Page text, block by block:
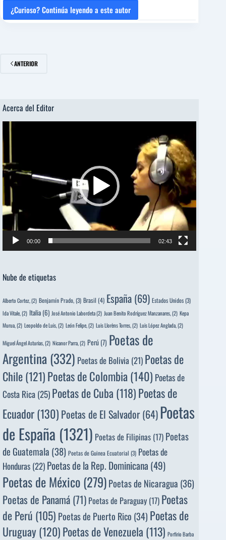
¿Curioso? Continúa leyendo a este autor
LA
ANTERIOR
Acerca del Editor
de
vídeo
00:00 02:43
Nube de etiquetas
Alberto Cortez, (2) Benjamín Prado,(3) Brasil (4) España (69) Estados Unidos(3)
Ida Vitale, (2) Italia (6) José Antonio Labordeta(2) Juan Benito Rodríguez Manzanares, (2) Kepa
Murua, (2) Leopoldo de Luis, (2) León Felipe, (2) Luis Llorèns Torres, (2) Luis López Anglada, (2)
Miguel Ángel Asturias, (2) Nicanor Parra, (2) Perú (7) Poetas de
Argentina (332) Poetas de Bolivia (21) Poetas de
Chile(121)Poetas de Colombia(140) Poetas de
Costa Rica(25)Poetas de Cuba (118)Poetas de
Ecuador(130) Poetas de El Salvador(64)Poetas
de España (1321) Poetas de Filipinas (17) Poetas
de Guatemala (38) Poetas de Guinea Ecuatorial (3) Poetas de
Honduras (22) Poetas de la Rep. Dominicana (49)
Poetas de México(279)Poetas de Nicaragua (36)
Poetas de Panamá (71) Poetas de Paraguay (17) Poetas
de Perú (105) Poetas de Puerto Rico (34) Poetas de
Uruguay(120)Poetas de Venezuela (113) Porfirio Barba